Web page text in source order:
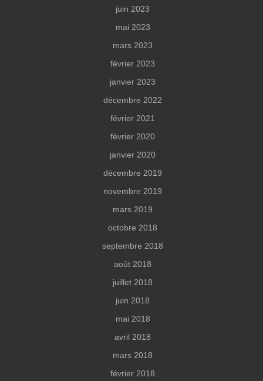
juin 2023
mai 2023
mars 2023
février 2023
janvier 2023
décembre 2022
février 2021
février 2020
janvier 2020
décembre 2019
novembre 2019
mars 2019
octobre 2018
septembre 2018
août 2018
juillet 2018
juin 2018
mai 2018
avril 2018
mars 2018
février 2018